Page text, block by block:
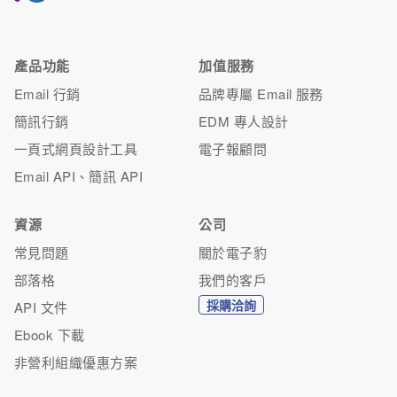
產品功能
Email 行銷
簡訊行銷
一頁式網頁設計工具
Email API、簡訊 API
加值服務
品牌專屬 Email 服務
EDM 專人設計
電子報顧問
資源
常見問題
部落格
API 文件
Ebook 下載
非營利組織優惠方案
公司
關於電子豹
我們的客戶
採購洽詢